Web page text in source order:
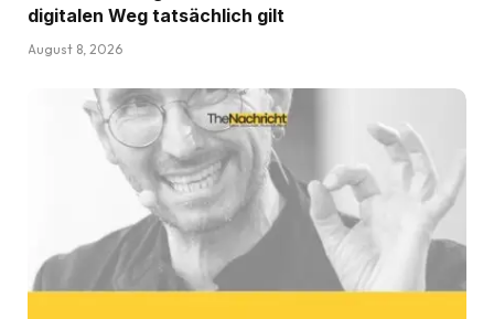
digitalen Weg tatsächlich gilt
August 8, 2026